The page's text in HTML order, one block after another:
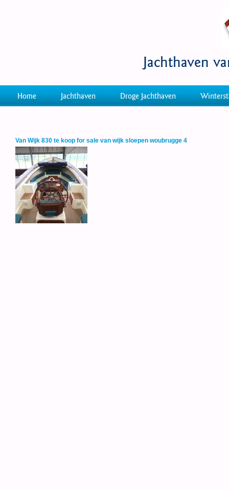
Jachthaven
Home Jachthaven Droge Jachthaven
Van Wijk 830 te koop for sale van wijk sloepen woubrugge 4